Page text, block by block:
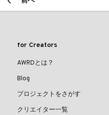
for Creators
AWRDとは？
Blog
プロジェクトをさがす
クリエイター一覧